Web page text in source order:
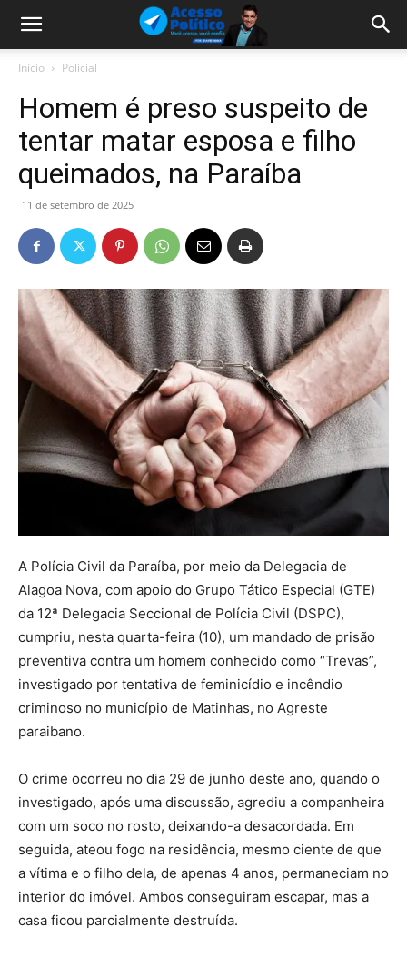
Início Policial
Homem é preso suspeito de
tentar matar esposa e filho
queimados, na Paraíba
11 de setembro de 2025
A Polícia Civil da Paraíba, por meio da Delegacia de
Alagoa Nova, com apoio do Grupo Tático Especial (GTE)
da 12ª Delegacia Seccional de Polícia Civil (DSPC),
cumpriu, nesta quarta-feira (10), um mandado de prisão
preventiva contra um homem conhecido como “Trevas”,
investigado por tentativa de feminicídio e incêndio
criminoso no município de Matinhas, no Agreste
paraibano.
O crime ocorreu no dia 29 de junho deste ano, quando o
investigado, após uma discussão, agrediu a companheira
com um soco no rosto, deixando-a desacordada. Em
seguida, ateou fogo na residência, mesmo ciente de que
a vítima e o filho dela, de apenas 4 anos, permaneciam no
interior do imóvel. Ambos conseguiram escapar, mas a
casa ficou parcialmente destruída.